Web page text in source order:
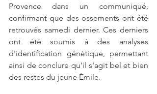
Provence dans un communiqué,
confirmant que des ossements ont été
retrouvés samedi dernier. Ces derniers
ont été soumis à des analyses
d'identification génétique, permettant
ainsi de conclure qu'il s'agit bel et bien
des restes du jeune Émile.